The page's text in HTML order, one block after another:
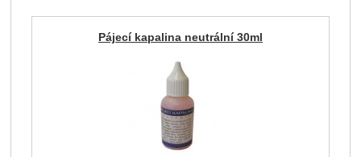
Pájecí kapalina neutrální 30ml